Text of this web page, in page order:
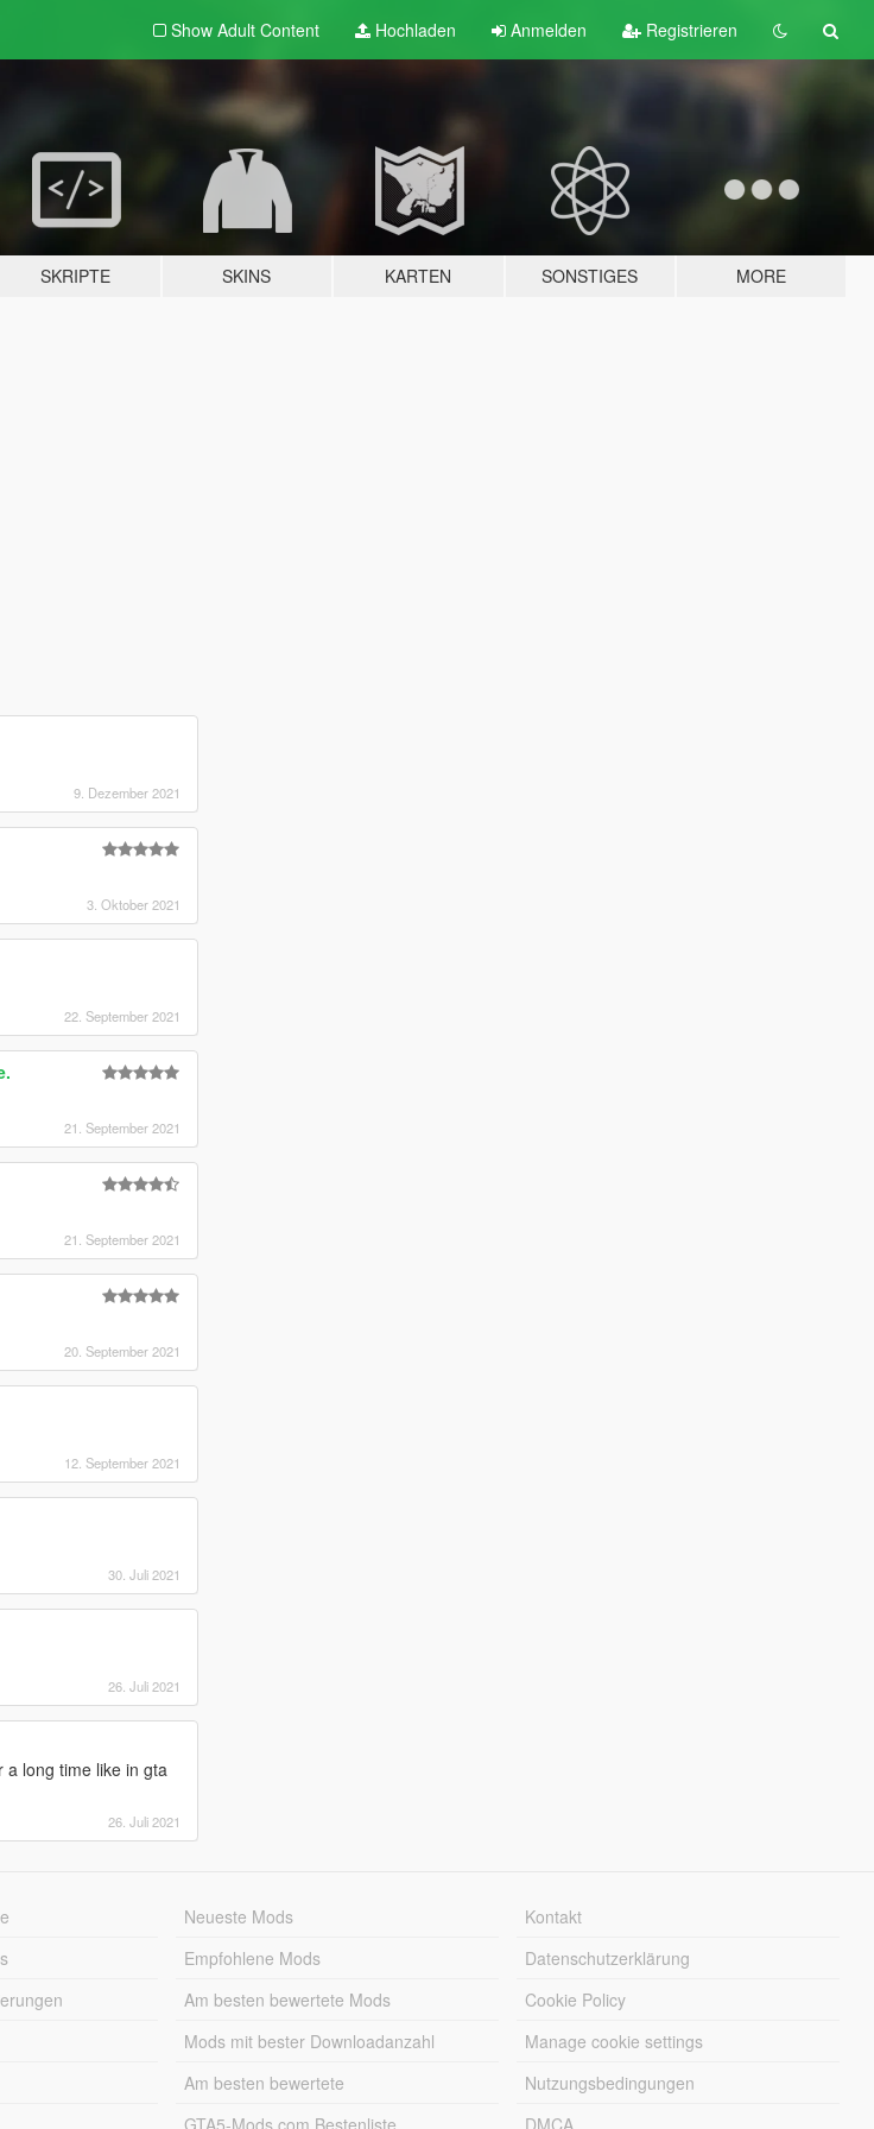
Show Adult Content Hochladen Anmelden Registrieren
SKRIPTE SKINS KARTEN SONSTIGES MORE
9. Dezember 2021
3. Oktober 2021
22. September 2021
21. September 2021
21. September 2021
20. September 2021
12. September 2021
30. Juli 2021
26. Juli 2021
long time like in gta
26. Juli 2021
Neueste Mods
Empfohlene Mods
Am besten bewertete Mods
Mods mit bester Downloadanzahl
Am besten bewertete
GTA5-Mods.com Bestenliste
Kontakt
Datenschutzerklärung
Cookie Policy
Manage cookie settings
Nutzungsbedingungen
DMCA